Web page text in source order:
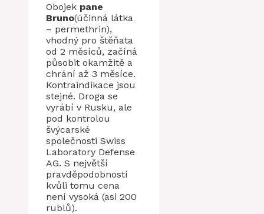
Obojek pane
Bruno(účinná látka
– permethrin),
vhodný pro štěňata
od 2 měsíců, začíná
působit okamžitě a
chrání až 3 měsíce.
Kontraindikace jsou
stejné. Droga se
vyrábí v Rusku, ale
pod kontrolou
švýcarské
společnosti Swiss
Laboratory Defense
AG. S největší
pravděpodobností
kvůli tomu cena
není vysoká (asi 200
rublů).